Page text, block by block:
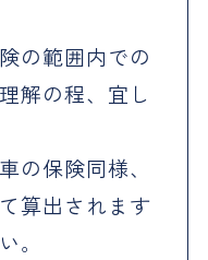
の範囲内での
解の程、宜し
の保険同様、
算出されます
。